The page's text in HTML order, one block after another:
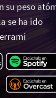
su peso
se ha ido